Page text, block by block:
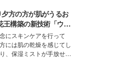
クリエイティブディレク
野しのぶ。一人ひとりの
り添い、魅力を引き出す
は、多くの女性たちに勇
を与え続けている。
方の方が肌がうるお
王構築の新技術「ウォ
ャプチャリングスキ
水肌）」がスキンケア
を変える予感
にスキンケアを行って
には肌の乾燥を感じてし
、保湿ミストが手放せな